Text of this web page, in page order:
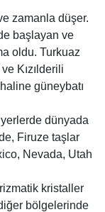
zamanla düşer.
başlayan ve
oldu. Turkuaz
Kızılderili
güneybatı
dünyada
Firuze taşlar
Nevada, Utah
kristaller
bölgelerinde